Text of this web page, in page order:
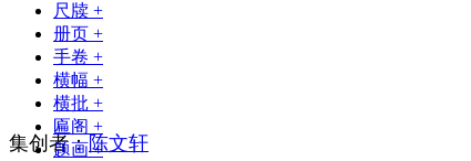
集创 者：陈文轩
尺牍 +
册页 +
手卷 +
横幅 +
横批 +
匾阁 +
题画+